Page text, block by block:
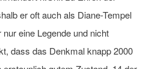
er oft auch als Diane-Tempel
eine Legende und nicht
dass das Denkmal knapp 2000